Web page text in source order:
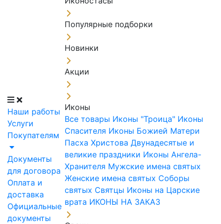
Наши работы
Услуги
Покупателям
Документы
для договора
Оплата и
доставка
Официальные
документы
Популярные подборки
Новинки
Акции
Иконы
Все товары Иконы "Троица" Иконы
Спасителя Иконы Божией Матери
Пасха Христова Двунадесятые и
великие праздники Иконы Ангела-
Хранителя Мужские имена святых
Женские имена святых Соборы
святых Святцы Иконы на Царские
врата ИКОНЫ НА ЗАКАЗ